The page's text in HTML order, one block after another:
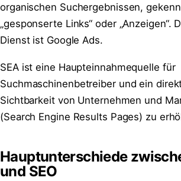
organischen Suchergebnissen,
„gesponserte Links“ oder „Anzeigen“.
Dienst ist Google Ads.
SEA ist eine Haupteinnahmequelle für
Suchmaschinenbetreiber und ein
Sichtbarkeit von Unternehmen und
(Search Engine Results Pages) zu
Hauptunterschiede
und SEO